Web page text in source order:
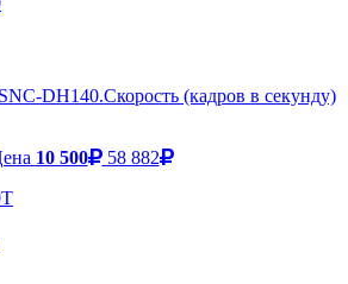
DH140.Скорость (кадров в секунду)
10 500 58 882